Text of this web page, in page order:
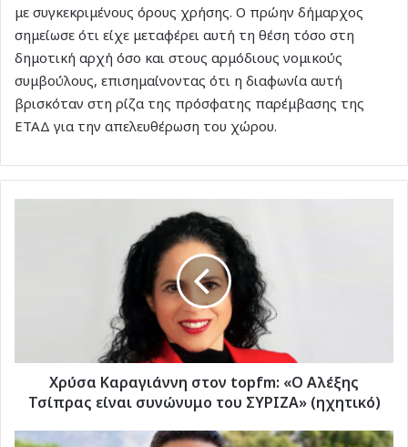
με συγκεκριμένους όρους χρήσης. Ο πρώην δήμαρχος
σημείωσε ότι είχε μεταφέρει αυτή τη θέση τόσο στη
δημοτική αρχή όσο και στους αρμόδιους νομικούς
συμβούλους, επισημαίνοντας ότι η διαφωνία αυτή
βρισκόταν στη ρίζα της πρόσφατης παρέμβασης της
ΕΤΑΔ για την απελευθέρωση του χώρου.
συνώνυμο
ΣΥΡΙΖΑ»
Χρύσα Καραγιάννη στον topfm: «Ο Αλέξης
Τσίπρας είναι συνώνυμο του ΣΥΡΙΖΑ» (ηχητικό)
Μ.